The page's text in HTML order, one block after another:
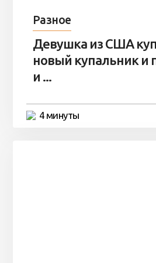
Разное
Девушка из США
новый купальник и
и ...
4 минуты